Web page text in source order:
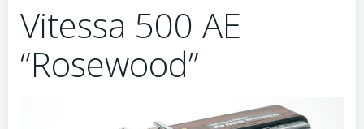
Vitessa 500 AE
“Rosewood”